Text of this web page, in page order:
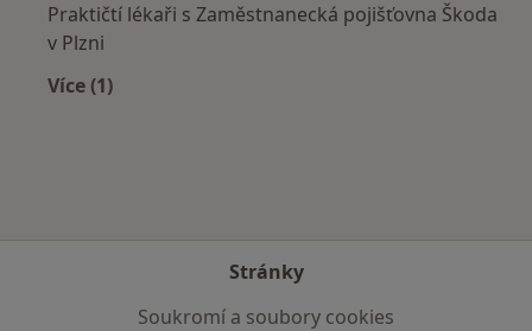
Praktičtí lékaři s Zaměstnanecká pojišťovna Škoda
v Plzni
Více (1)
Stránky
Soukromí a soubory cookies